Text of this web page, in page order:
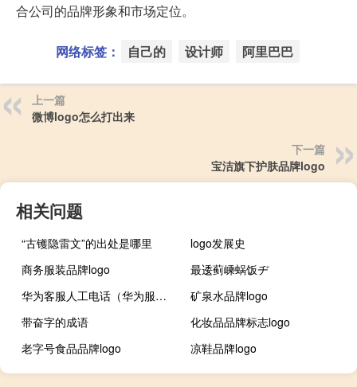
合公司的品牌形象和市场定位。
网络标签： 自己的 设计师 阿里巴巴
上一篇
微博logo怎么打出来
下一篇
宝洁旗下护肤品牌logo
相关问题
“古镬隐雷文”的出处是哪里
logo发展史
商务服装品牌logo
最逶蓟嵊蜗饭ヂ
华为客服人工电话（华为服务热线）
矿泉水品牌logo
带奋字的成语
化妆品品牌标志logo
老字号食品品牌logo
凉鞋品牌logo